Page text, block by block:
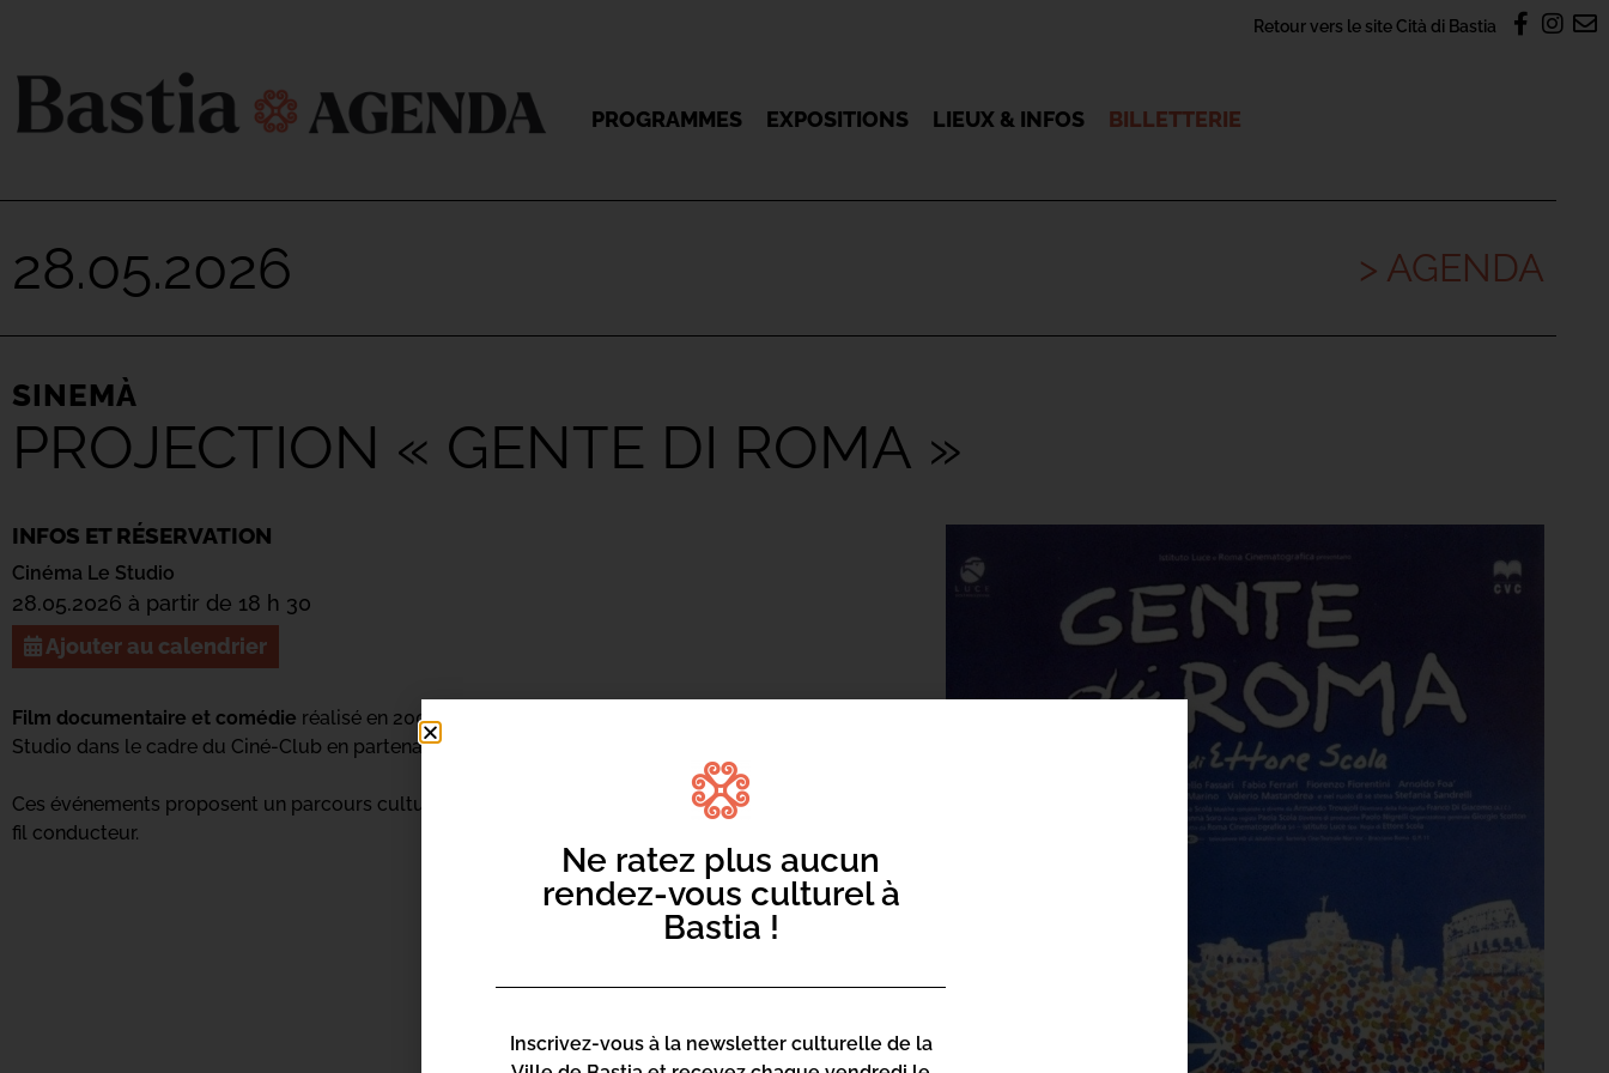
Retour vers le site Cità di Bastia
PROGRAMMES EXPOSITIONS LIEUX & INFOS BILLETTERIE
28.05.2026 > AGENDA
SINEMÀ
PROJECTION « GENTE DI ROMA »
INFOS ET RÉSERVATION
Cinéma Le Studio
28.05.2026 à partir de 18 h 30
Ajouter au calendrier
Film documentaire et comédie réalisé en 2003 par
Studio dans le cadre du Ciné-Club en partenariat avec la Dante Alighieri.
Ces événements proposent un parcours culturel entre Gênes, Rome et Bastia, avec la ville comme
fil conducteur.
Ne ratez plus aucun
rendez-vous culturel à
Bastia !
Inscrivez-vous à la newsletter culturelle de la